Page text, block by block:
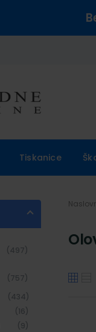
Tiskanice
(497)
(757)
(434)
(65)
(14)
(16)
(9)